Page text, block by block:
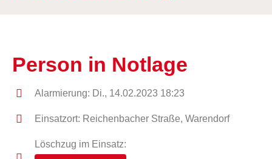
Person in Notlage
Alarmierung: Di., 14.02.2023 18:23
Einsatzort: Reichenbacher Straße, Warendorf
Löschzug im Einsatz: